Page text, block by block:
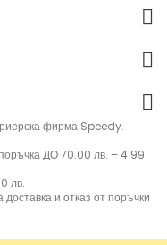
фирма Speedy.
ДО 70.00 лв. – 4.99
лв.
и отказ от поръчки